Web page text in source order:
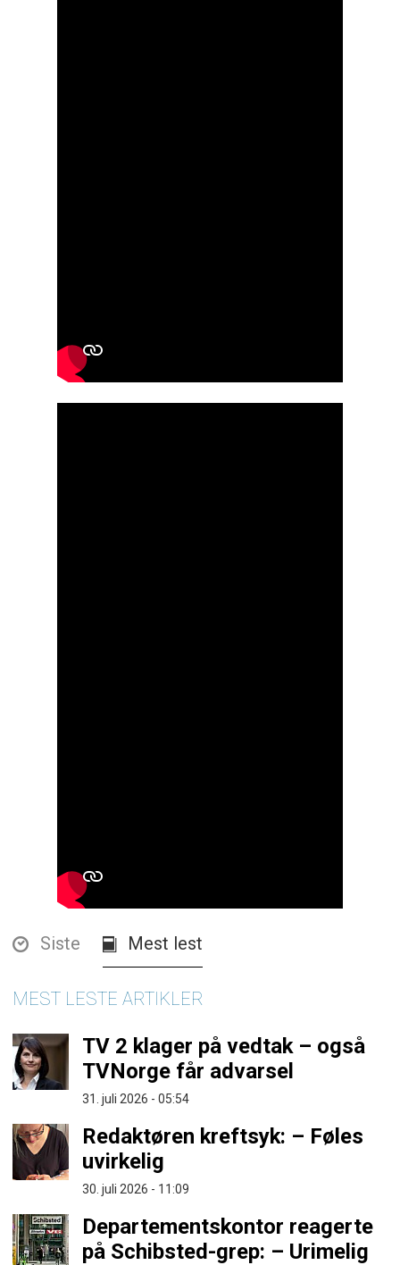
Siste Mest lest
MEST LESTE ARTIKLER
TV 2 klager på vedtak – også
TVNorge får advarsel
31. juli 2026 - 05:54
Redaktøren kreftsyk: – Føles
uvirkelig
30. juli 2026 - 11:09
Departementskontor reagerte
på Schibsted-grep: – Urimelig